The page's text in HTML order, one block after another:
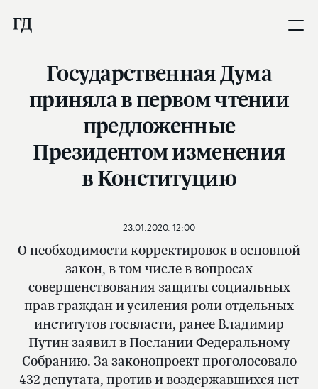
Государственная Дума
приняла в первом чтении
предложенные
Президентом изменения
в Конституцию
О необходимости корректировок в основной
закон, в том числе в вопросах
совершенствования защиты социальных
прав граждан и усиления роли отдельных
институтов госвласти, ранее Владимир
Путин заявил в Послании Федеральному
Собранию. За законопроект проголосовало
432 депутата, против и воздержавшихся нет
23.01.2020, 12:00